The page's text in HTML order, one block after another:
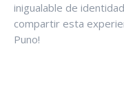
inigualable de
compartir esta
Puno!